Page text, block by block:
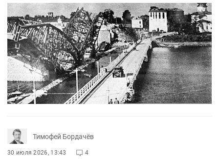
Тимофей Бордачёв
30 июля 2026, 13:43 4